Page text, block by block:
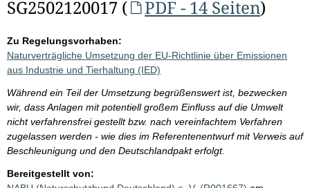
SG2502120017 (
PDF - 14 Seiten)
Zu Regelungsvorhaben:
Naturverträgliche Umsetzung der EU-Richtlinie über Emissionen
aus Industrie und Tierhaltung (IED)
Während ein Teil der Umsetzung begrüßenswert ist, bezwecken
wir, dass Anlagen mit potentiell großem Einfluss auf die Umwelt
nicht verfahrensfrei gestellt bzw. nach vereinfachtem Verfahren
zugelassen werden - wie dies im Referentenentwurf mit Verweis auf
Beschleunigung und den Deutschlandpakt erfolgt.
Bereitgestellt von: